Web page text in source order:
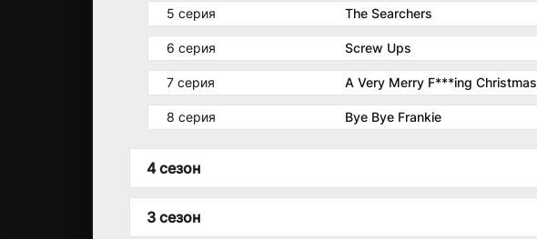
5 серия The Searchers
6 серия Screw Ups
7 серия A Very Merry F***ing Christmas
8 серия Bye Bye Frankie
4 сезон
3 сезон